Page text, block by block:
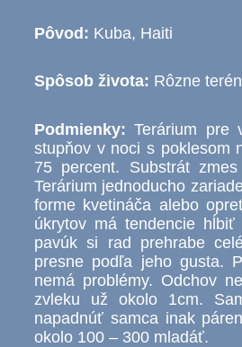
Pôvod: Kuba, Haiti
Spôsob života: Rôzne
Podmienky:Terárium pre
stupňov v noci s poklesom
75 percent. Substrát
Terárium jednoducho
forme kvetináča alebo
úkrytov má tendencie
pavúk si rad prehrabe
presne podľa jeho gusta.
nemá problémy. Odchov
zvleku už okolo 1cm.
napadnúť samca inak
okolo 100 – 300 mladáť.